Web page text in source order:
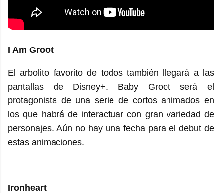
I Am Groot
El arbolito favorito de todos también llegará a las
pantallas de Disney+. Baby Groot será el
protagonista de una serie de cortos animados en
los que habrá de interactuar con gran variedad de
personajes. Aún no hay una fecha para el debut de
estas animaciones.
Ironheart